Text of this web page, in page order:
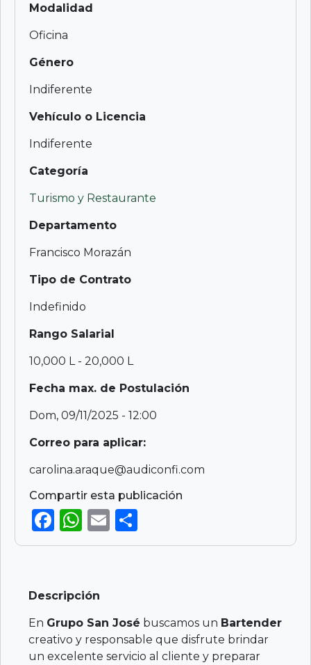
Modalidad
Oficina
Género
Indiferente
Vehículo o Licencia
Indiferente
Categoría
Turismo y Restaurante
Departamento
Francisco Morazán
Tipo de Contrato
Indefinido
Rango Salarial
10,000 L - 20,000 L
Fecha max. de Postulación
Dom, 09/11/2025 - 12:00
Correo para aplicar:
carolina.araque@audiconfi.com
Compartir esta publicación
F
a
e
b
o
o
W
h
ts
A
p
p
E
mh
Descripción
En Grupo San José buscamos un Bartender
creativo y responsable que disfrute brindar
un excelente servicio al cliente y preparar